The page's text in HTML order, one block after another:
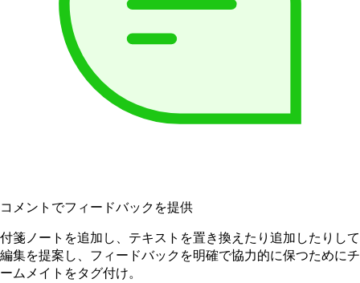
コメントでフィードバックを提供
付箋ノートを追加し、テキストを置き換えたり追加したりして
編集を提案し、フィードバックを明確で協力的に保つためにチ
ームメイトをタグ付け。